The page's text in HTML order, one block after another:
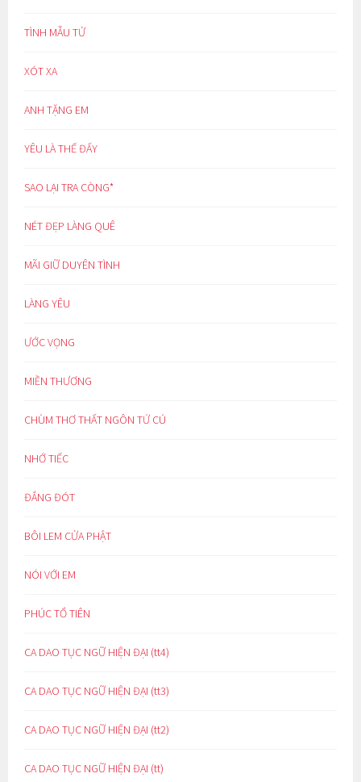
TÌNH MẪU TỬ
XÓT XA
ANH TẶNG EM
YÊU LÀ THẾ ĐẤY
SAO LẠI TRA CÒNG*
NÉT ĐẸP LÀNG QUÊ
MÃI GIỮ DUYÊN TÌNH
LÀNG YÊU
ƯỚC VỌNG
MIỀN THƯƠNG
CHÙM THƠ THẤT NGÔN TỨ CÚ
NHỚ TIẾC
ĐẮNG ĐÓT
BÔI LEM CỬA PHẬT
NÓI VỚI EM
PHÚC TỔ TIÊN
CA DAO TỤC NGỮ HIỆN ĐẠI (tt4)
CA DAO TỤC NGỮ HIỆN ĐẠI (tt3)
CA DAO TỤC NGỮ HIỆN ĐẠI (tt2)
CA DAO TỤC NGỮ HIỆN ĐẠI (tt)